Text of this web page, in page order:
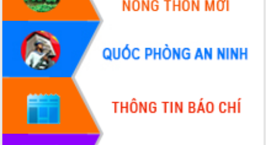
Xây dựng nền hành chính số đồng
hành cùng nông dân dân, doanh nghiệp
Giai đoạn 2026-2030, Đắk Lắk phấn
đấu có 77% xã đạt chuẩn nông thôn
Chuyển đổi số 'mở đường' cho nông
nghiệp Đắk Lắk tăng trưởng bứt phá
Triển khai đồng bộ đo đạc, lập hồ sơ
địa chính, hoàn thiện cơ sở dữ liệu đất
đai